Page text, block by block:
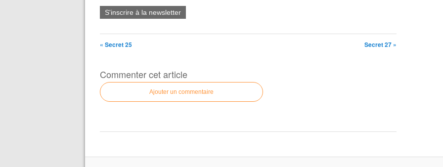
S'inscrire à la newsletter
« Secret 25 Secret 27 »
Commenter cet article
Ajouter un commentaire